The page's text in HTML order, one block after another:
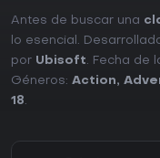
Antes de buscar una
lo esencial.
por Ubisoft. Fecha de
Géneros: Action,
18.